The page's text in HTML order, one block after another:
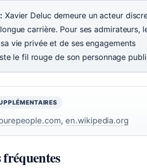
Xavier Deluc demeure un acteur
carrière. Pour ses admirateurs,
vie privée et de ses engagements
le fil rouge de son personnage
,en.wikipedia.org